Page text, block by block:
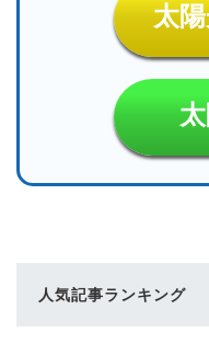
太
人気記事ランキング